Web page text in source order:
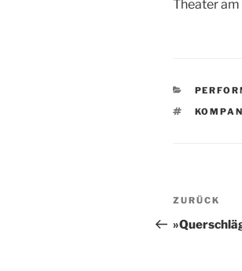
Theater
Vorheriger
Beitrag
ZURÜCK